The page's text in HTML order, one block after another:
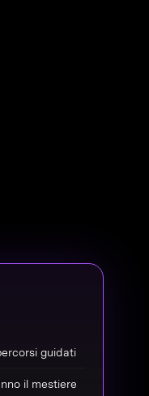
guidati
il mestiere